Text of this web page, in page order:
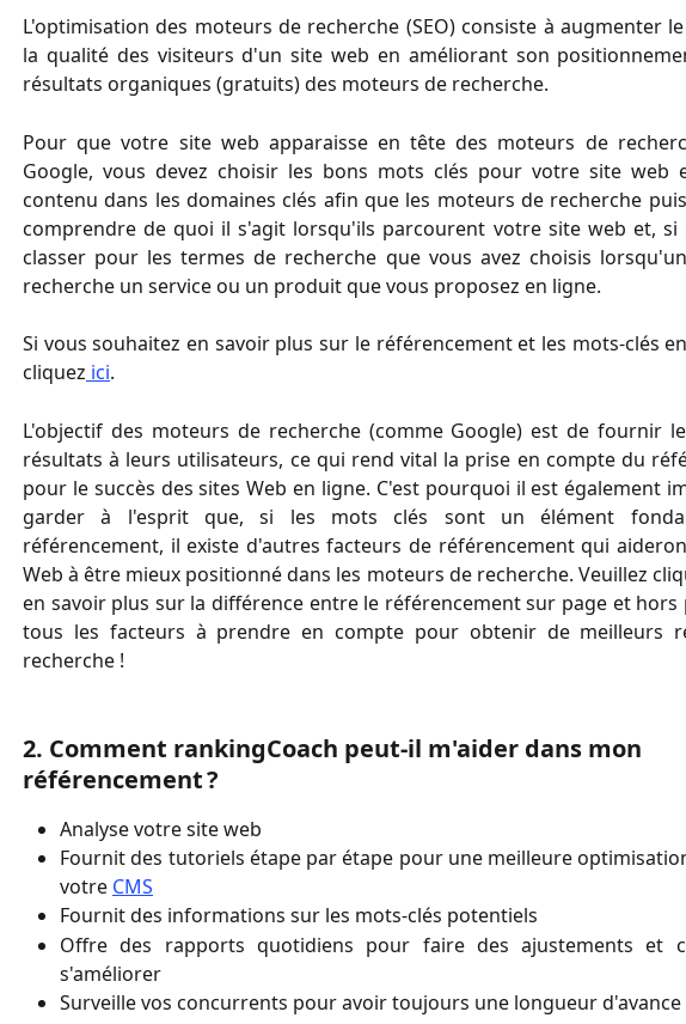
L'optimisation des moteurs de recherche (SEO) consiste à augmenter
la qualité des visiteurs d'un site web en améliorant son
résultats organiques (gratuits) des moteurs de recherche.
Pour que votre site web apparaisse en tête des moteurs de
Google, vous devez choisir les bons mots clés pour votre site web
contenu dans les domaines clés afin que les moteurs de recherche
comprendre de quoi il s'agit lorsqu'ils parcourent votre site web et, si
classer pour les termes de recherche que vous avez choisis
recherche un service ou un produit que vous proposez en ligne.
Si vous souhaitez en savoir plus sur le référencement et les mots-clés
cliquez ici.
L'objectif des moteurs de recherche (comme Google) est de fournir
résultats à leurs utilisateurs, ce qui rend vital la prise en compte du
pour le succès des sites Web en ligne. C'est pourquoi il est également
garder à l'esprit que, si les mots clés sont un élément
référencement, il existe d'autres facteurs de référencement qui
Web à être mieux positionné dans les moteurs de recherche. Veuillez
en savoir plus sur la différence entre le référencement sur page et hors
tous les facteurs à prendre en compte pour obtenir de meilleurs
recherche !
2. Comment rankingCoach peut-il m'aider dans mon
référencement ?
Analyse votre site web
Fournit des tutoriels étape par étape pour une meilleure
votre CMS
Fournit des informations sur les mots-clés potentiels
Offre des rapports quotidiens pour faire des ajustements et
s'améliorer
Surveille vos concurrents pour avoir toujours une longueur d'avance